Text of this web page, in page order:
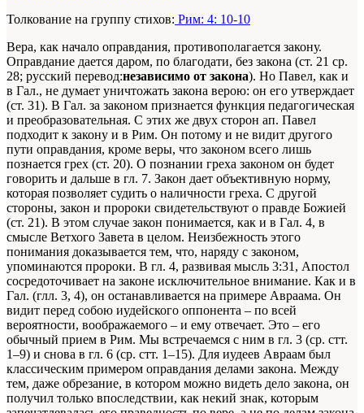
Толкование на группу стихов: Рим: 4: 10-10
Вера, как начало оправдания, противополагается закону.
Оправдание дается даром, по благодати, без закона (ст. 21 ср.
28; русский перевод:независимо от закона). Но Павел, как и
в Гал., не думает уничтожать закона верою: он его утверждает
(ст. 31). В Гал. за законом признается функция педагогическая
и преобразовательная. С этих же двух сторон ап. Павел
подходит к закону и в Рим. Он потому и не видит другого
пути оправдания, кроме веры, что законом всего лишь
познается грех (ст. 20). О познании греха законом он будет
говорить и дальше в гл. 7. Закон дает объективную норму,
которая позволяет судить о наличности греха. С другой
стороны, закон и пророки свидетельствуют о правде Божией
(ст. 21). В этом случае закон понимается, как и в Гал. 4, в
смысле Ветхого Завета в целом. Неизбежность этого
понимания доказывается тем, что, наряду с законом,
упоминаются пророки. В гл. 4, развивая мысль 3:31, Апостол
сосредоточивает на законе исключительное внимание. Как и в
Гал. (глл. 3, 4), он останавливается на примере Авраама. Он
видит перед собою иудейского оппонента – по всей
вероятности, воображаемого – и ему отвечает. Это – его
обычный прием в Рим. Мы встречаемся с ним в гл. 3 (ср. стт.
1–9) и снова в гл. 6 (ср. стт. 1–15). Для иудеев Авраам был
классическим примером оправдания делами закона. Между
тем, даже обрезание, в котором можно видеть дело закона, он
получил только впоследствии, как некий знак, которым